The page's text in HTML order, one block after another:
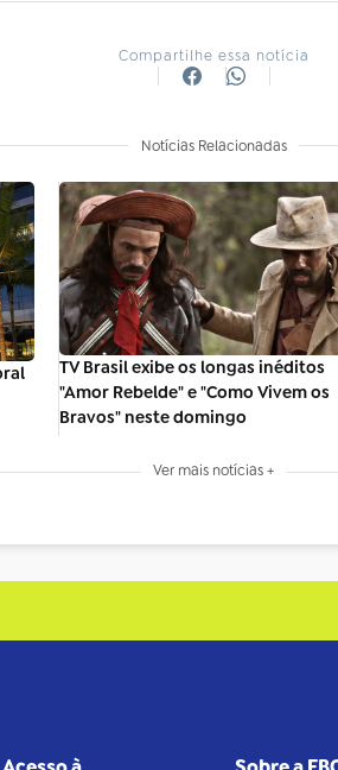
Compartilhe essa notícia
Notícias Relacionadas
TV Brasil exibe os longas inéditos
"Amor Rebelde" e "Como Vivem os
Bravos" neste domingo
Ver mais notícias +